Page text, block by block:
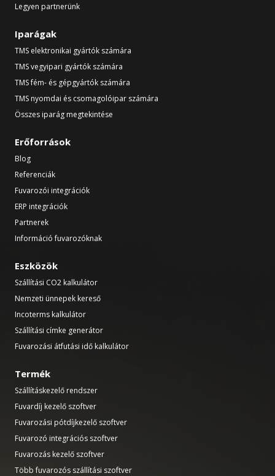
Legyen partnerünk
Iparágak
TMS elektronikai gyártók számára
TMS vegyipari gyártók számára
TMS fém- és gépgyártók számára
TMS nyomdai és csomagolóipar számára
Összes iparág megtekintése
Erőforrások
Blog
Referenciák
Fuvarozói integrációk
ERP integrációk
Partnerek
Információ fuvarozóknak
Eszközök
Szállítási CO2 kalkulátor
Nemzeti ünnepek kereső
Incoterms kalkulátor
Szállítási címke generátor
Fuvarozási átfutási idő kalkulátor
Termék
Szállításkezelő rendszer
Fuvardíj kezelő szoftver
Fuvarozási pótdíjkezelő szoftver
Fuvarozó integrációs szoftver
Fuvarozás kezelő szoftver
Több fuvarozós szállítási szoftver